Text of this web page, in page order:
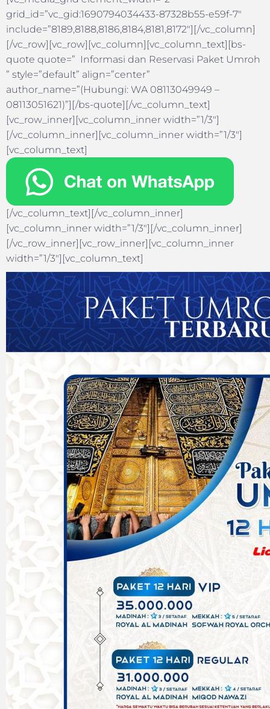
grid_id=”vc_gid:1690794034433-87328b55-e59f-7″
include=”8189,8188,8186,8184,8181,8172″][/vc_column]
[/vc_row][vc_row][vc_column][vc_column_text][bs-
quote quote=” Informasi dan Reservasi Paket Umroh
” style=”default” align=”center”
author_name=”(Hubungi: WA 08113049949 –
08113051621)”][/bs-quote][/vc_column_text]
[vc_row_inner][vc_column_inner width=”1/3″]
[/vc_column_inner][vc_column_inner width=”1/3″]
[vc_column_text]
[/vc_column_text][/vc_column_inner]
[vc_column_inner width=”1/3″][/vc_column_inner]
[/vc_row_inner][vc_row_inner][vc_column_inner
width=”1/3″][vc_column_text]